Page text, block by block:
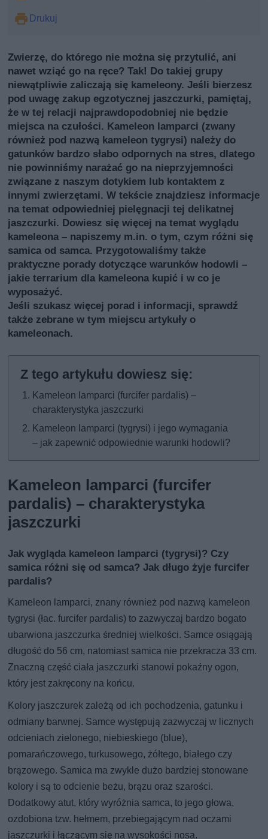
Drukuj
Zwierzę, do którego nie można się przytulić, ani
nawet wziąć go na ręce? Tak! Do takiej grupy
niewątpliwie zaliczają się kameleony. Jeśli bierzesz
pod uwagę zakup egzotycznej jaszczurki, pamiętaj,
że w tej relacji najprawdopodobniej nie będzie
miejsca na czułości. Kameleon lamparci (zwany
również pod nazwą kameleon tygrysi) należy do
gatunków bardzo słabo odpornych na stres, dlatego
nie powinniśmy narażać go na nieprzyjemności
związane z naszym dotykiem lub kontaktem z
innymi zwierzętami. W tekście znajdziesz informacje
na temat odpowiedniej pielęgnacji tej delikatnej
jaszczurki. Dowiesz się więcej na temat wyglądu
kameleona – napiszemy m.in. o tym, czym różni się
samica od samca. Przygotowaliśmy także
praktyczne porady dotyczące warunków hodowli –
jakie terrarium dla kameleona kupić i w co je
wyposażyć.
Jeśli szukasz więcej porad i informacji, sprawdź
także zebrane w tym miejscu artykuły o
kameleonach.
Kameleon lamparci (furcifer pardalis) –
charakterystyka jaszczurki
Kameleon lamparci (tygrysi) i jego wymagania
– jak zapewnić odpowiednie warunki hodowli?
Kameleon lamparci (furcifer
pardalis) – charakterystyka
jaszczurki
Jak wygląda kameleon lamparci (tygrysi)? Czy
samica różni się od samca? Jak długo żyje furcifer
pardalis?
Kameleon lamparci, znany również pod nazwą kameleon
tygrysi (łac. furcifer pardalis) to zazwyczaj bardzo bogato
ubarwiona jaszczurka średniej wielkości. Samce osiągają
długość do 56 cm, natomiast samica nie przekracza 33 cm.
Znaczną część ciała jaszczurki stanowi pokaźny ogon,
który jest zakręcony na końcu.
Kolory jaszczurek zależą od ich pochodzenia, gatunku i
odmiany barwnej. Samce występują zazwyczaj w licznych
odcieniach zielonego, niebieskiego (blue),
pomarańczowego, turkusowego, żółtego, białego czy
brązowego. Samica ma zwykle dużo bardziej stonowane
kolory i są to odcienie beżu, brązu oraz szarości.
Dodatkowy atut, który wyróżnia samca, to jego głowa,
ozdobiona tzw. hełmem, przebiegającym nad oczami
jaszczurki i łączącym się na wysokości nosa.